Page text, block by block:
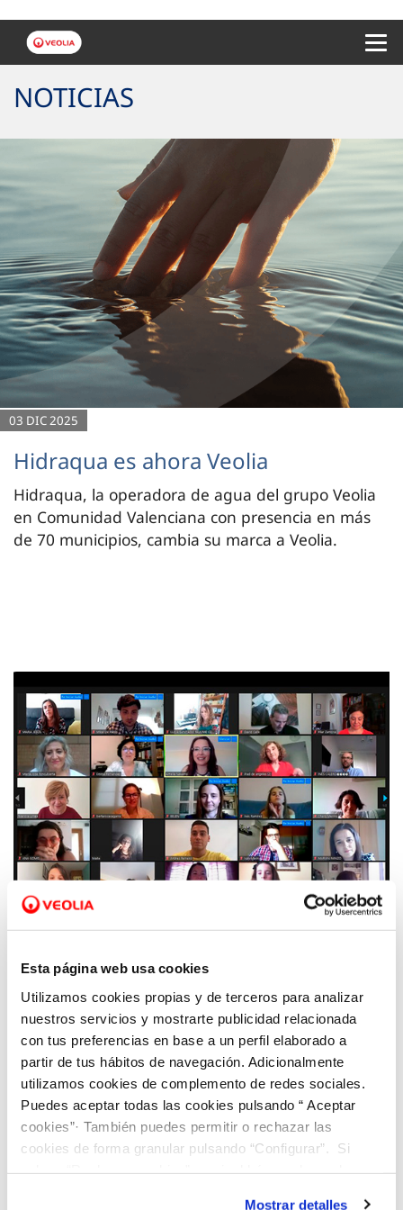
Esta página web usa cookies
Utilizamos cookies propias y de terceros para analizar
nuestros servicios y mostrarte publicidad relacionada
con tus preferencias en base a un perfil elaborado a
partir de tus hábitos de navegación. Adicionalmente
utilizamos cookies de complemento de redes sociales.
Puedes aceptar todas las cookies pulsando “ Aceptar
cookies”· También puedes permitir o rechazar las
cookies de forma granular pulsando “Configurar”. Si
Mostrar detalles
NOTICIAS
03 DIC 2025
Hidraqua es ahora Veolia
Hidraqua, la operadora de agua del grupo Veolia
en Comunidad Valenciana con presencia en más
de 70 municipios, cambia su marca a Veolia.
17 JUN 2020
March de Alicante por la implicación de su
profesorado